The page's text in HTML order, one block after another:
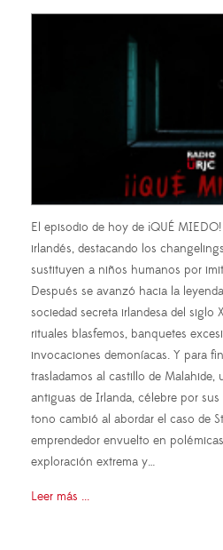
El episodio de hoy de ¡QUÉ
irlandés, destacando los
sustituyen a niños humanos por
Después se avanzó hacia la
sociedad secreta irlandesa del siglo
rituales blasfemos, banquetes
invocaciones demoníacas. Y para
trasladamos al castillo de Malahide,
antiguas de Irlanda, célebre por sus
tono cambió al abordar el caso de
emprendedor envuelto en
exploración extrema y…
Leer más ...